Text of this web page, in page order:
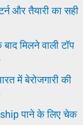
और तैयारी का सही
मिलने वाली टॉप
में बेरोजगारी की
पाने के लिए चेक